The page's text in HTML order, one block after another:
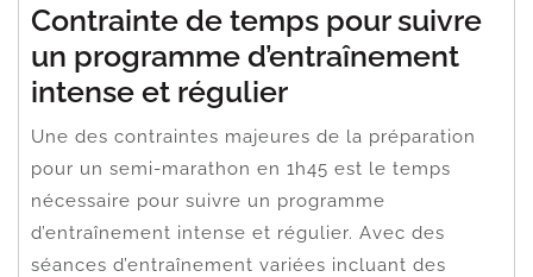
Contrainte de temps pour suivre
un programme d’entraînement
intense et régulier
Une des contraintes majeures de la préparation
pour un semi-marathon en 1h45 est le temps
nécessaire pour suivre un programme
d’entraînement intense et régulier. Avec des
séances d’entraînement variées incluant des